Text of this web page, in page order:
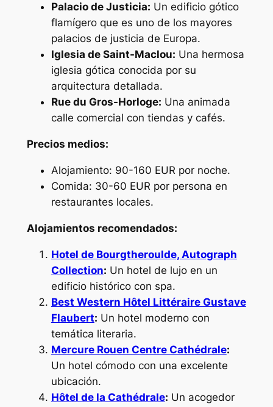
Palacio de Justicia: Un edificio gótico
flamígero que es uno de los mayores
palacios de justicia de Europa.
Iglesia de Saint-Maclou: Una hermosa
iglesia gótica conocida por su
arquitectura detallada.
Rue du Gros-Horloge: Una animada
calle comercial con tiendas y cafés.
Precios medios:
Alojamiento: 90-160 EUR por noche.
Comida: 30-60 EUR por persona en
restaurantes locales.
Alojamientos recomendados:
Hotel de Bourgtheroulde, Autograph
Collection: Un hotel de lujo en un
edificio histórico con spa.
Best Western Hôtel Littéraire Gustave
Flaubert: Un hotel moderno con
temática literaria.
Mercure Rouen Centre Cathédrale:
Un hotel cómodo con una excelente
ubicación.
Hôtel de la Cathédrale: Un acogedor